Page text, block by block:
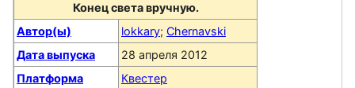
Конец света вручную.
Автор(ы)
lokkary; Chernavski
Дата выпуска
28 апреля 2012
Платформа
Квестер